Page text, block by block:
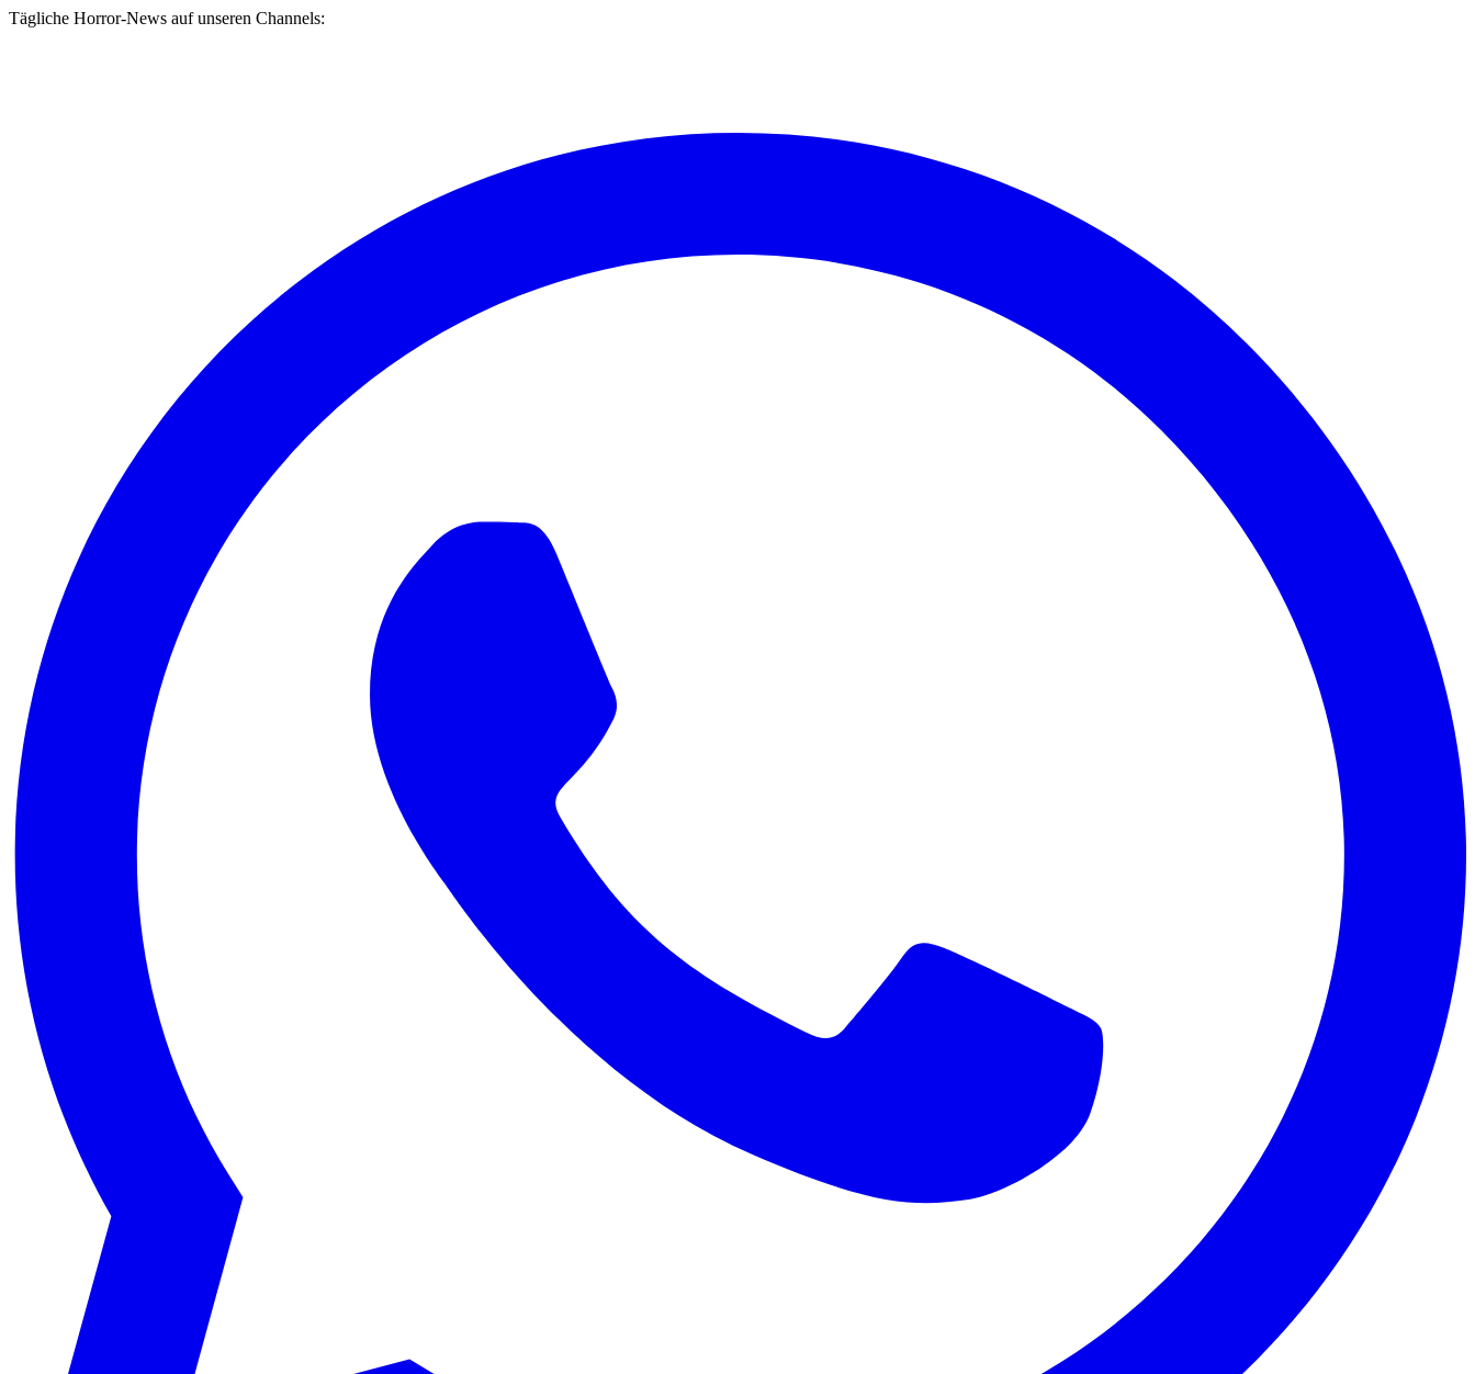
Tägliche Horror-News auf unseren Channels: